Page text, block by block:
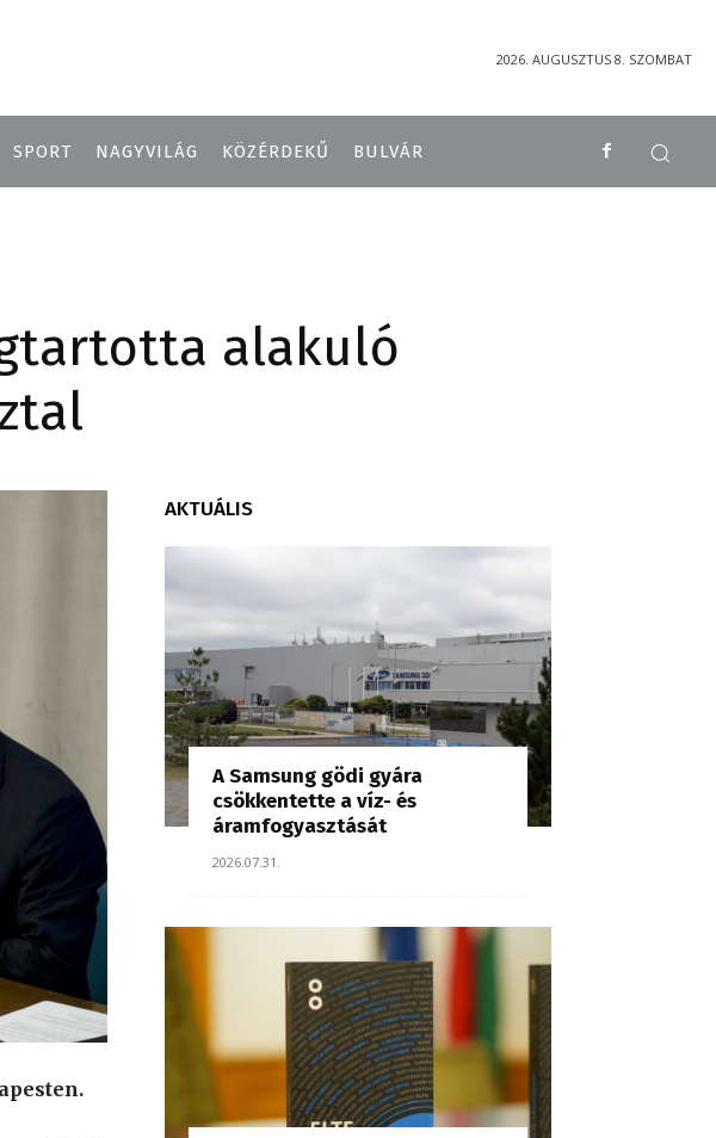
2026. AUGUSZTUS 8. SZOMBAT
SPORT NAGYVILÁG KÖZÉRDEKŰ BULVÁR
alakuló
AKTUÁLIS
A Samsung gödi gyára
csökkentette a víz- és
áramfogyasztását
2026.07.31.